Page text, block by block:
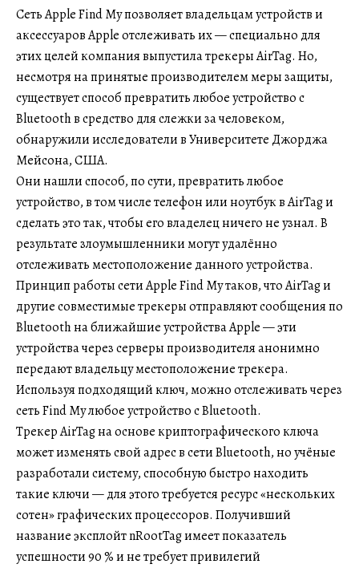
Сеть Apple Find My позволяет владельцам устройств и
аксессуаров Apple отслеживать их — специально для
этих целей компания выпустила трекеры AirTag. Но,
несмотря на принятые производителем меры защиты,
существует способ превратить любое устройство с
Bluetooth в средство для слежки за человеком,
обнаружили исследователи в Университете Джорджа
Мейсона, США.
Они нашли способ, по сути, превратить любое
устройство, в том числе телефон или ноутбук в AirTag и
сделать это так, чтобы его владелец ничего не узнал. В
результате злоумышленники могут удалённо
отслеживать местоположение данного устройства.
Принцип работы сети Apple Find My таков, что AirTag и
другие совместимые трекеры отправляют сообщения по
Bluetooth на ближайшие устройства Apple — эти
устройства через серверы производителя анонимно
передают владельцу местоположение трекера.
Используя подходящий ключ, можно отслеживать через
сеть Find My любое устройство с Bluetooth.
Трекер AirTag на основе криптографического ключа
может изменять свой адрес в сети Bluetooth, но учёные
разработали систему, способную быстро находить
такие ключи — для этого требуется ресурс «нескольких
сотен» графических процессоров. Получивший
название эксплойт nRootTag имеет показатель
успешности 90 % и не требует привилегий